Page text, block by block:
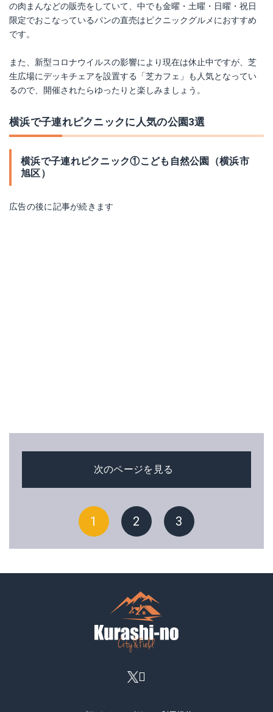
の肉まんなどの販売をしていて、中でも金曜・土曜・日曜・祝日
限定でおこなっているパンの直売はピクニックグルメにおすすめ
です。
また、新型コロナウイルスの影響により現在は休止中ですが、芝
生広場にデッキチェアを設置する「芝カフェ」も人気となってい
るので、開催されたらゆったりと楽しみましょう。
横浜で子連れピクニックに人気の公園3選
横浜で子連れピクニック①こども自然公園（横浜市
旭区）
広告の後に記事が続きます
次のページを見る
1 2 3